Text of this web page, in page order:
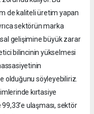
de kaliteli üretim yapan
sektörün marka
gelişimine büyük zarar
bilincinin yükselmesi
olduğunu söyleyebiliriz.
kırtasiye
ulaşması, sektör